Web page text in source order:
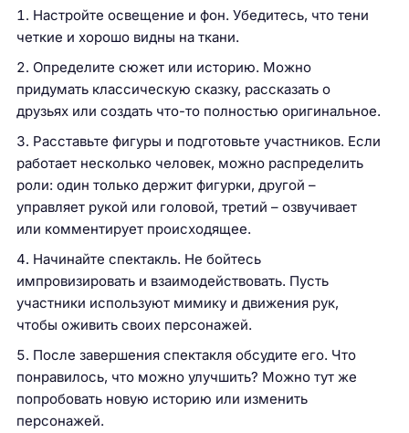
Настройте освещение и фон. Убедитесь, что тени
четкие и хорошо видны на ткани.
Определите сюжет или историю. Можно
придумать классическую сказку, рассказать о
друзьях или создать что-то полностью оригинальное.
Расставьте фигуры и подготовьте участников. Если
работает несколько человек, можно распределить
роли: один только держит фигурки, другой –
управляет рукой или головой, третий – озвучивает
или комментирует происходящее.
Начинайте спектакль. Не бойтесь
импровизировать и взаимодействовать. Пусть
участники используют мимику и движения рук,
чтобы оживить своих персонажей.
После завершения спектакля обсудите его. Что
понравилось, что можно улучшить? Можно тут же
попробовать новую историю или изменить
персонажей.